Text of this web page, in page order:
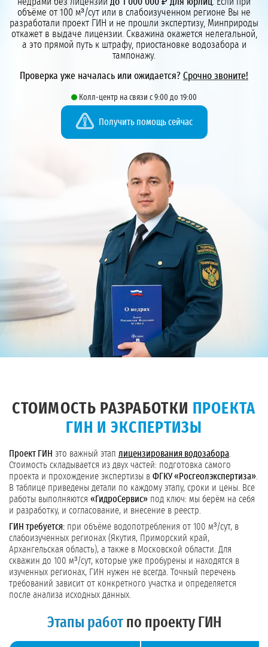
объёме от 100 м³/сут или в слабоизученном регионе Вы не
разработали проект ГИН и не прошли экспертизу, Минприроды
откажет в выдаче лицензии. Скважина окажется нелегальной,
а это прямой путь к штрафу, приостановке водозабора и
тампонажу.
Проверка уже началась или ожидается? Срочно звоните!
Колл-центр на связи с 9:00 до 19:00
Получить помощь сейчас
СТОИМОСТЬ РАЗРАБОТКИ
ПРОЕКТА
ГИН И ЭКСПЕРТИЗЫ
Проект ГИН это важный этап лицензирования водозабора
Стоимость складывается из двух частей: подготовка самого
проекта и прохождение экспертизы в ФГКУ «Росгеолэкспертиза»
В таблице приведены детали по каждому этапу, сроки и цены. Все
работы выполняются «ГидроСервис» под ключ: мы берём на себя
и разработку, и согласование, и внесение в реестр.
ГИН требуется: при объёме водопотребления от 100 м³/сут, в
слабоизученных регионах (Якутия, Приморский край,
Архангельская область), а также в Московской области. Для
скважин до 100 м³/сут, которые уже пробурены и находятся в
изученных регионах, ГИН нужен не всегда. Точный перечень
требований зависит от конкретного участка и определяется
после анализа исходных данных.
Этапы работпо проекту ГИН